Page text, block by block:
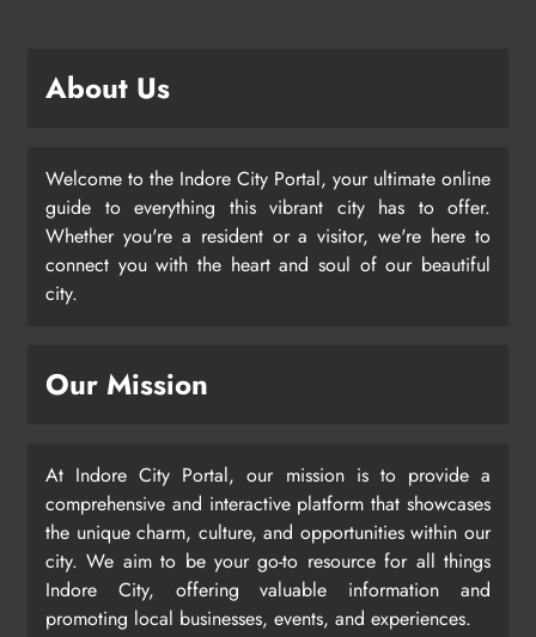
About Us
Welcome to the Indore City Portal, your ultimate online
guide to everything this vibrant city has to offer.
Whether you're a resident or a visitor, we're here to
connect you with the heart and soul of our beautiful
city.
Our Mission
At Indore City Portal, our mission is to provide a
comprehensive and interactive platform that showcases
the unique charm, culture, and opportunities within our
city. We aim to be your go-to resource for all things
Indore City, offering valuable information and
promoting local businesses, events, and experiences.